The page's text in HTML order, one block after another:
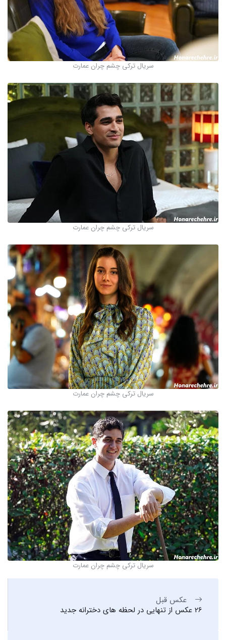
سریال ترکی چشم چران عمارت
سریال ترکی چشم چران عمارت
سریال ترکی چشم چران عمارت
سریال ترکی چشم چران عمارت
عکس قبل
26 عکس از تنهایی در لحظه های دخترانه جدید